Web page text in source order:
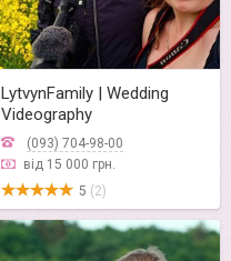
LytvynFamily | Wedding
Videography
(093) 704-98-00
від 15 000 грн.
5 (2)